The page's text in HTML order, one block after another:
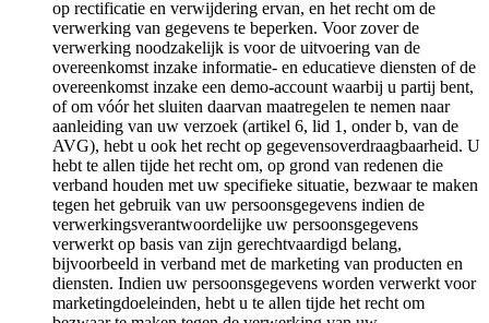
op rectificatie en verwijdering ervan, en het recht om de
verwerking van gegevens te beperken. Voor zover de
verwerking noodzakelijk is voor de uitvoering van de
overeenkomst inzake informatie- en educatieve diensten of de
overeenkomst inzake een demo-account waarbij u partij bent,
of om vóór het sluiten daarvan maatregelen te nemen naar
aanleiding van uw verzoek (artikel 6, lid 1, onder b, van de
AVG), hebt u ook het recht op gegevensoverdraagbaarheid. U
hebt te allen tijde het recht om, op grond van redenen die
verband houden met uw specifieke situatie, bezwaar te maken
tegen het gebruik van uw persoonsgegevens indien de
verwerkingsverantwoordelijke uw persoonsgegevens
verwerkt op basis van zijn gerechtvaardigd belang,
bijvoorbeeld in verband met de marketing van producten en
diensten. Indien uw persoonsgegevens worden verwerkt voor
marketingdoeleinden, hebt u te allen tijde het recht om